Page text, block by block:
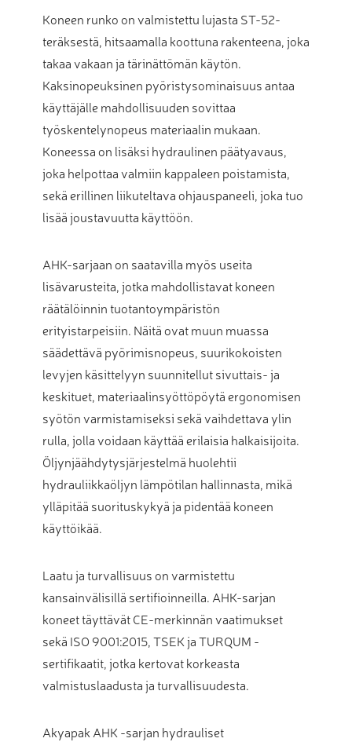
Koneen runko on valmistettu lujasta ST-52-
teräksestä, hitsaamalla koottuna rakenteena, joka
takaa vakaan ja tärinättömän käytön.
Kaksinopeuksinen pyöristysominaisuus antaa
käyttäjälle mahdollisuuden sovittaa
työskentelynopeus materiaalin mukaan.
Koneessa on lisäksi hydraulinen päätyavaus,
joka helpottaa valmiin kappaleen poistamista,
sekä erillinen liikuteltava ohjauspaneeli, joka tuo
lisää joustavuutta käyttöön.
AHK-sarjaan on saatavilla myös useita
lisävarusteita, jotka mahdollistavat koneen
räätälöinnin tuotantoympäristön
erityistarpeisiin. Näitä ovat muun muassa
säädettävä pyörimisnopeus, suurikokoisten
levyjen käsittelyyn suunnitellut sivuttais- ja
keskituet, materiaalinsyöttöpöytä ergonomisen
syötön varmistamiseksi sekä vaihdettava ylin
rulla, jolla voidaan käyttää erilaisia halkaisijoita.
Öljynjäähdytysjärjestelmä huolehtii
hydrauliikkaöljyn lämpötilan hallinnasta, mikä
ylläpitää suorituskykyä ja pidentää koneen
käyttöikää.
Laatu ja turvallisuus on varmistettu
kansainvälisillä sertifioinneilla. AHK-sarjan
koneet täyttävät CE-merkinnän vaatimukset
sekä ISO 9001:2015, TSEK ja TURQUM -
sertifikaatit, jotka kertovat korkeasta
valmistuslaadusta ja turvallisuudesta.
Akyapak AHK -sarjan hydrauliset